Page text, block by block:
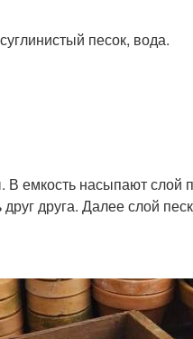
песок, вода.
емкость насыпают слой
друга. Далее слой